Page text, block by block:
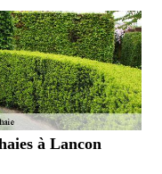
à Lancon